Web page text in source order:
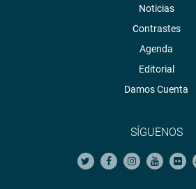
Noticias
Contrastes
Agenda
Editorial
Damos Cuenta
SÍGUENOS